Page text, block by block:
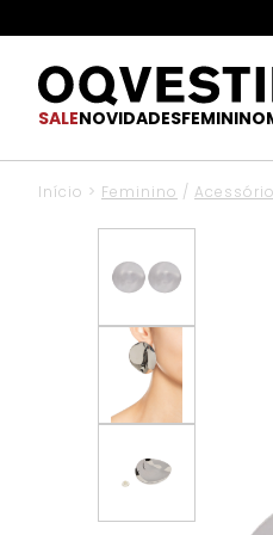
SALENOVIDADESFEMININO
Início > Feminino /